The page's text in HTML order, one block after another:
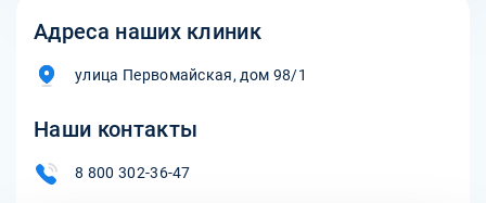
Адреса наших клиник
улица Первомайская, дом 98/1
Наши контакты
8 800 302-36-47